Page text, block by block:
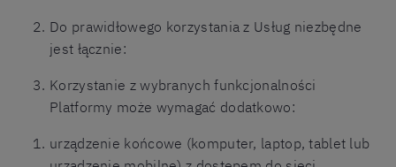
Do prawidłowego korzystania z Usług niezbędne
jest łącznie:
Korzystanie z wybranych funkcjonalności
Platformy może wymagać dodatkowo:
urządzenie końcowe (komputer, laptop, tablet lub